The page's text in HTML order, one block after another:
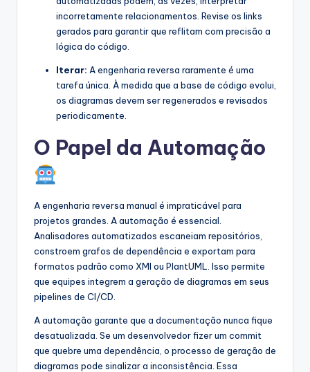
incorretamente relacionamentos. Revise os links
gerados para garantir que reflitam com precisão a
lógica do código.
Iterar: A engenharia reversa raramente é uma
tarefa única. À medida que a base de código evolui,
os diagramas devem ser regenerados e revisados
periodicamente.
O Papel da Automação
A engenharia reversa manual é impraticável para
projetos grandes. A automação é essencial.
Analisadores automatizados escaneiam repositórios,
constroem grafos de dependência e exportam para
formatos padrão como XMI ou PlantUML. Isso permite
que equipes integrem a geração de diagramas em seus
pipelines de CI/CD.
A automação garante que a documentação nunca fique
desatualizada. Se um desenvolvedor fizer um commit
que quebre uma dependência, o processo de geração de
diagramas pode sinalizar a inconsistência. Essa